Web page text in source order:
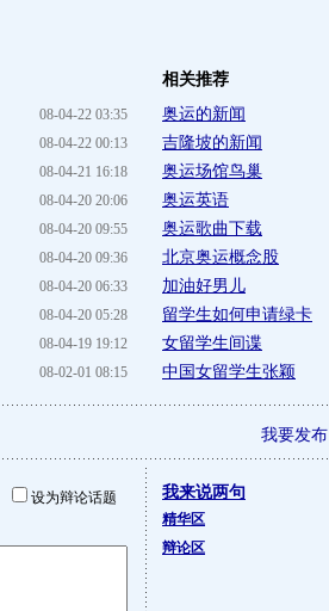
08-04-22 03:35
08-04-22 00:13
08-04-21 16:18
08-04-20 20:06
08-04-20 09:55
08-04-20 09:36
08-04-20 06:33
08-04-20 05:28
08-04-19 19:12
08-02-01 08:15
相关推荐
奥运的新闻
吉隆坡的新闻
奥运场馆鸟巢
奥运英语
奥运歌曲下载
北京奥运概念股
加油好男儿
留学生如何申请绿卡
女留学生间谍
中国女留学生张颖
我要发布
设为辩论话题
我来说两句
精华区
辩论区